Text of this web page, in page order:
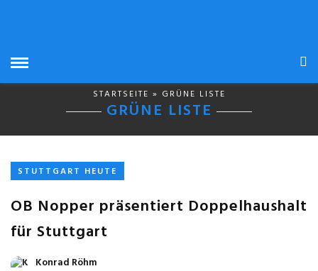
STARTSEITE » GRÜNE LISTE
GRÜNE LISTE
STUTTGART HEUTE
OB Nopper präsentiert Doppelhaushalt
für Stuttgart
Konrad Röhm